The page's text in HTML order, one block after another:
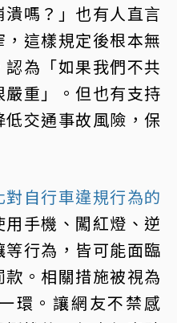
嗎？」也有人直言
，這樣規定後根本無
為「如果我們不共
重」。但也有支持
交通事故風險，保
對自行車違規行為的
用手機、闖紅燈、逆
行為，皆可能面臨
。相關措施被視為
環。讓網友不禁感